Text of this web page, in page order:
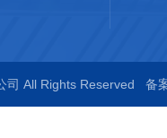
司 All Rights Reserved 备